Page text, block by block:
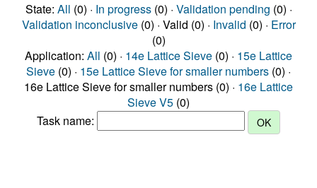
State: All (0) · In progress(0) · Validation pending (0) ·
Validation inconclusive(0) · Valid (0) · Invalid (0) · Error
(0)
Application: All (0) · 14e Lattice Sieve (0) · 15e Lattice
Sieve (0) · 15e Lattice Sieve for smaller numbers (0) ·
16e Lattice Sieve for smaller numbers (0) · 16e Lattice
Sieve V5 (0)
Task name: